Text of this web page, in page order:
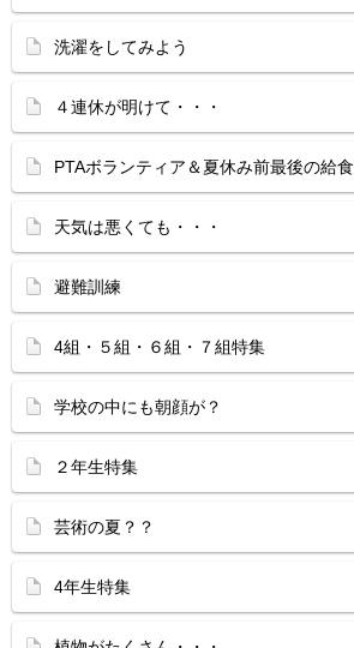
洗濯をしてみよう
４連休が明けて・・・
PTAボランティア＆夏休み前最後の給食
天気は悪くても・・・
避難訓練
4組・５組・６組・７組特集
学校の中にも朝顔が？
２年生特集
芸術の夏？？
4年生特集